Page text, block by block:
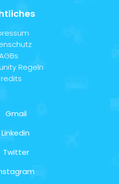
Regeln
Gmail
Linkedin
Twitter